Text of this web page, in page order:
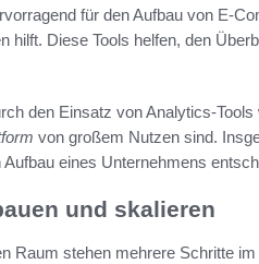
für den Aufbau von E-
hilft. Diese Tools helfen, den
den Einsatz von Analytics-
von großem Nutzen sind.
eines Unternehmens
und skalieren
Raum stehen mehrere Schritte